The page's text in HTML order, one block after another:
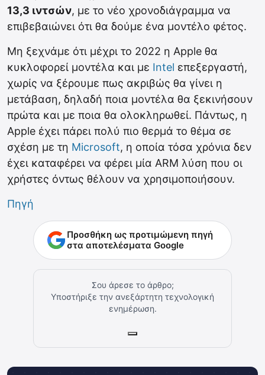
13,3 ιντσών, με το νέο χρονοδιάγραμμα να
επιβεβαιώνει ότι θα δούμε ένα μοντέλο φέτος.
Μη ξεχνάμε ότι μέχρι το 2022 η Apple θα
κυκλοφορεί μοντέλα και με Intel επεξεργαστή,
χωρίς να ξέρουμε πως ακριβώς θα γίνει η
μετάβαση, δηλαδή ποια μοντέλα θα ξεκινήσουν
πρώτα και με ποια θα ολοκληρωθεί. Πάντως, η
Apple έχει πάρει πολύ πιο θερμά το θέμα σε
σχέση με τη Microsoft, η οποία τόσα χρόνια δεν
έχει καταφέρει να φέρει μία ARM λύση που οι
χρήστες όντως θέλουν να χρησιμοποιήσουν.
Πηγή
Προσθήκη ως προτιμώμενη πηγή
στα αποτελέσματα Google
Σου άρεσε το άρθρο;
Υποστήριξε την ανεξάρτητη τεχνολογική
ενημέρωση.